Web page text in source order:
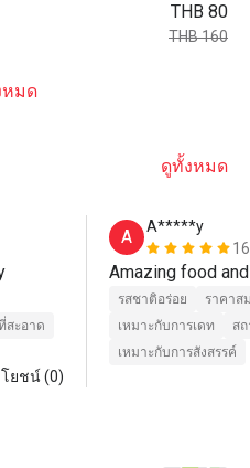
THB 80
THB 160
หมด
ดูทั้งหมด
สะอาด
ยชน์ (0)
A
A*****y
รสชาติอร่อย
ราคาส
เหมาะกับการเดท
ส
เหมาะกับการสังสรรค์